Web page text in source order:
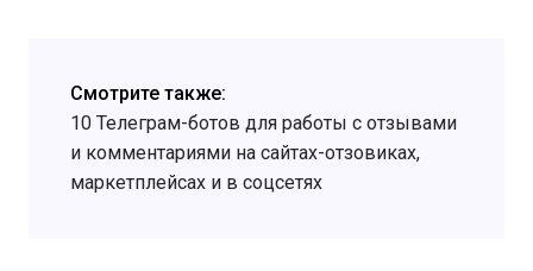
Смотрите также:
10 Телеграм-ботов для работы с отзывами
и комментариями на сайтах-отзовиках,
маркетплейсах и в соцсетях